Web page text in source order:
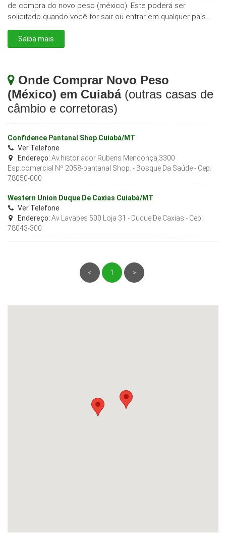
de compra do novo peso (méxico). Este poderá ser
solicitado quando você for sair ou entrar em qualquer país.
Saiba mais
Onde Comprar Novo Peso
(México) em Cuiabá(outras casas de
câmbio e corretoras)
Confidence Pantanal Shop Cuiabá/MT
Ver Telefone
Endereço: Av.historiador Rubens Mendonça,3300
Esp.comercial Nº 2058-pantanal Shop. - Bosque Da Saúde- Cep:
78050-000
Western Union Duque De Caxias Cuiabá/MT
Ver Telefone
Endereço: Av Lavapes 500 Loja 31 - Duque De Caxias - Cep:
78043-300
< 1 >